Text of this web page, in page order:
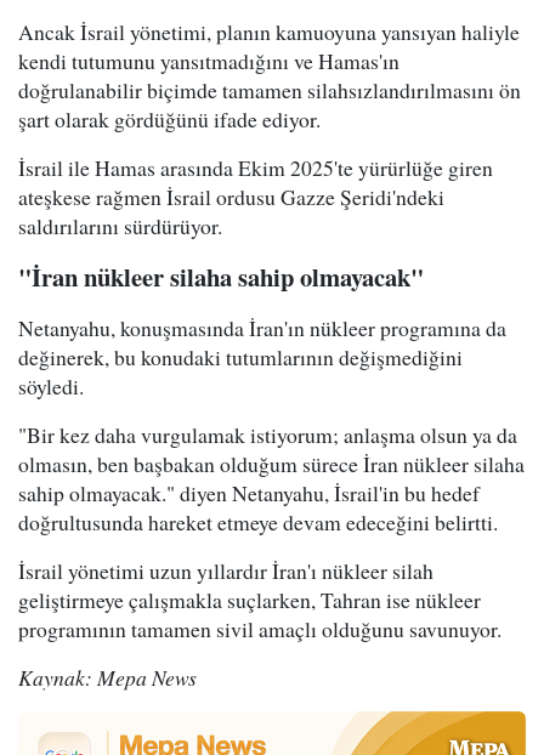
Ancak İsrail yönetimi, planın kamuoyuna yansıyan haliyle
kendi tutumunu yansıtmadığını ve Hamas'ın
doğrulanabilir biçimde tamamen silahsızlandırılmasını ön
şart olarak gördüğünü ifade ediyor.
İsrail ile Hamas arasında Ekim 2025'te yürürlüğe giren
ateşkese rağmen İsrail ordusu Gazze Şeridi'ndeki
saldırılarını sürdürüyor.
"İran nükleer silaha sahip olmayacak"
Netanyahu, konuşmasında İran'ın nükleer programına da
değinerek, bu konudaki tutumlarının değişmediğini
söyledi.
"Bir kez daha vurgulamak istiyorum; anlaşma olsun ya da
olmasın, ben başbakan olduğum sürece İran nükleer silaha
sahip olmayacak." diyen Netanyahu, İsrail'in bu hedef
doğrultusunda hareket etmeye devam edeceğini belirtti.
İsrail yönetimi uzun yıllardır İran'ı nükleer silah
geliştirmeye çalışmakla suçlarken, Tahran ise nükleer
programının tamamen sivil amaçlı olduğunu savunuyor.
Kaynak: Mepa News